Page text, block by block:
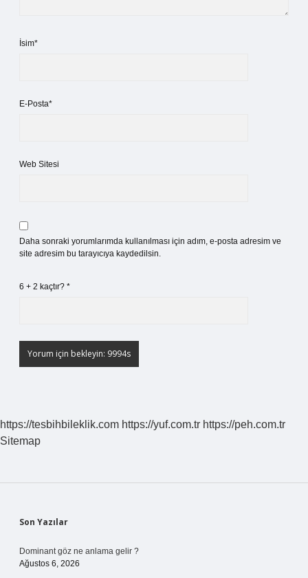
İsim*
E-Posta*
Web Sitesi
Daha sonraki yorumlarımda kullanılması için adım, e-posta adresim ve
site adresim bu tarayıcıya kaydedilsin.
6 + 2 kaçtır? *
https://tesbihbileklik.com https://yuf.com.tr https://peh.com.tr
Sitemap
Sidebar
Son Yazılar
Dominant göz ne anlama gelir ?
Ağustos 6, 2026